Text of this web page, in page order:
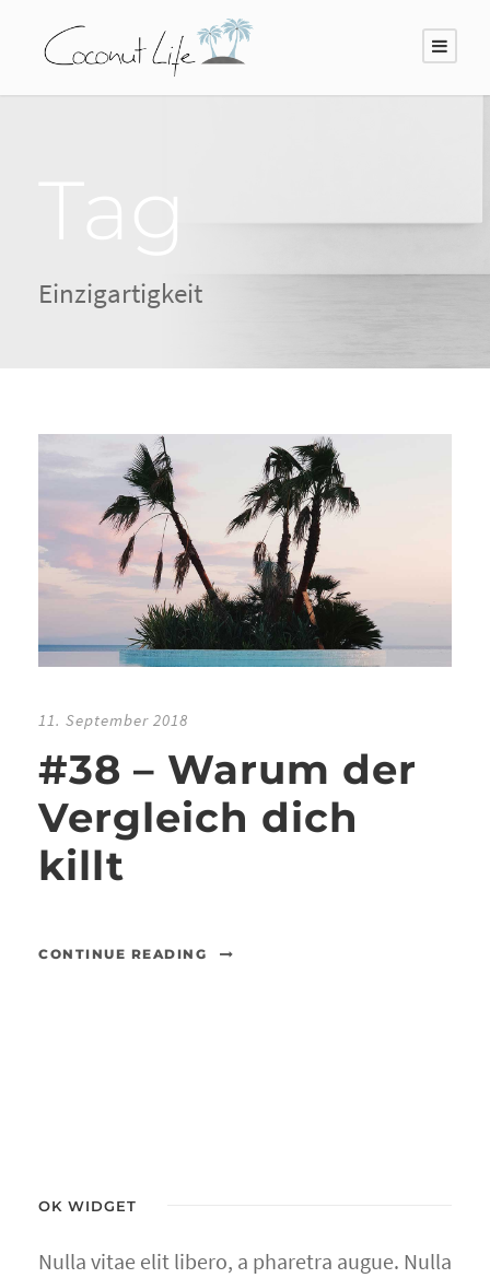
Einzigartigkeit
11. September 2018
#38 – Warum der
Vergleich dich
killt
CONTINUE READING
OK WIDGET
Nulla vitae elit libero, a pharetra augue. Nulla